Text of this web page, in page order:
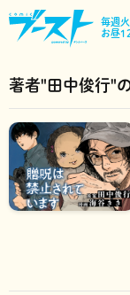
毎週
お昼
著者"田中俊行"